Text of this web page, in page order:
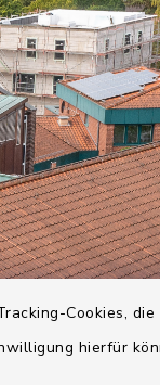
Cookies,
hierfür